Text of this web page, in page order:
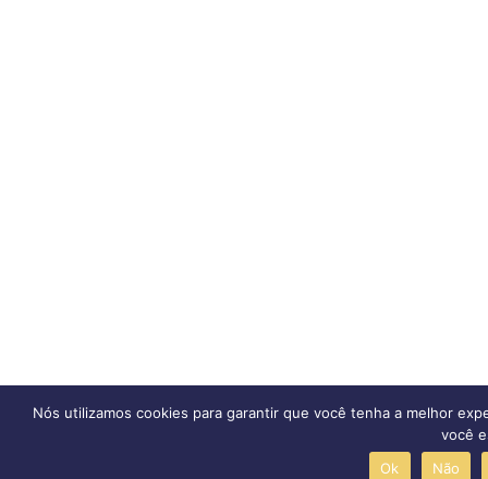
Nós utilizamos cookies para garantir que você tenha a melhor
você
Ok
Não